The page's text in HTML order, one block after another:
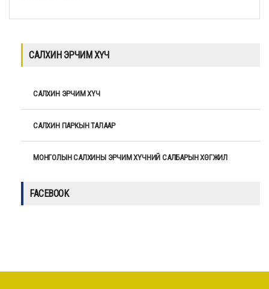
САЛХИН ЭРЧИМ ХҮЧ
САЛХИН ЭРЧИМ ХҮЧ
САЛХИН ПАРКЫН ТАЛААР
МОНГОЛЫН САЛХИНЫ ЭРЧИМ ХҮЧНИЙ САЛБАРЫН ХӨГЖИЛ
FACEBOOK